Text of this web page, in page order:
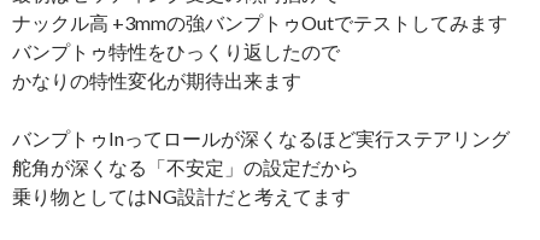
ナックル高 +3mmの強バンプトゥOutでテストしてみます
バンプトゥ特性をひっくり返したので
かなりの特性変化が期待出来ます
バンプトゥInってロールが深くなるほど実行ステアリング
舵角が深くなる「不安定」の設定だから
乗り物としてはNG設計だと考えてます